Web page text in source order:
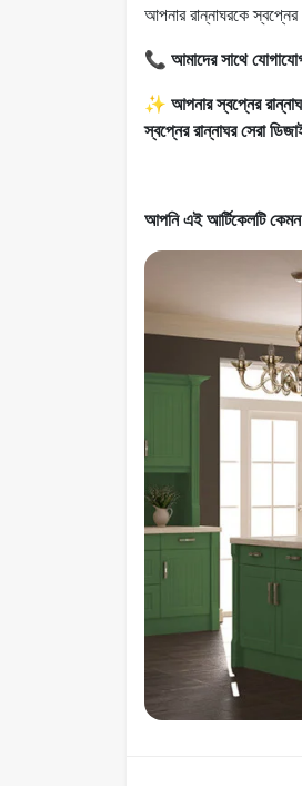
আপনার রান্নাঘরকে
📞 আমাদের সাথে
✨ আপনার স্বপ্নের
স্বপ্নের রান্নাঘর সেরা
আপনি এই আর্টিকেলটি